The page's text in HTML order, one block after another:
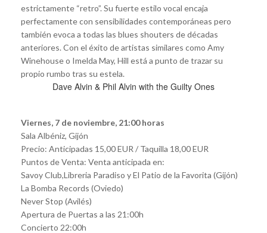
estrictamente “retro”. Su fuerte estilo vocal encaja
perfectamente con sensibilidades contemporáneas pero
también evoca a todas las blues shouters de décadas
anteriores. Con el éxito de artistas similares como Amy
Winehouse o Imelda May, Hill está a punto de trazar su
propio rumbo tras su estela.
Dave Alvin & Phil Alvin with the Guilty Ones
Viernes, 7 de noviembre, 21:00 horas
Sala Albéniz, Gijón
Precio: Anticipadas 15,00 EUR / Taquilla 18,00 EUR
Puntos de Venta: Venta anticipada en:
Savoy Club,Libreria Paradiso y El Patio de la Favorita (Gijón)
La Bomba Records (Oviedo)
Never Stop (Avilés)
Apertura de Puertas a las 21:00h
Concierto 22:00h